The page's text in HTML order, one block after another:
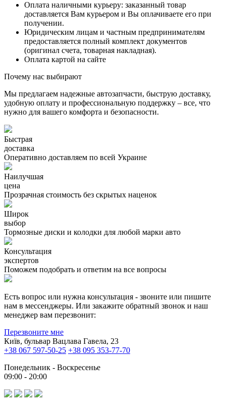
Оплата наличными курьеру: заказанный товар
доставляется Вам курьером и Вы оплачиваете его при
получении.
Юридическим лицам и частным предпринимателям
предоставляется полный комплект документов
(оригинал счета, товарная накладная).
Оплата картой на сайте
Почему нас выбирают
Мы предлагаем надежные автозапчасти, быструю доставку,
удобную оплату и профессиональную поддержку – все, что
нужно для вашего комфорта и безопасности.
Быстрая
доставка
Оперативно доставляем по всей Украине
Наилучшая
цена
Прозрачная стоимость без скрытых наценок
Широк
выбор
Тормозные диски и колодки для любой марки авто
Консультация
экспертов
Поможем подобрать и ответим на все вопросы
Есть вопрос или нужна консультация - звоните или пишите
нам в мессенджеры. Или закажите обратный звонок и наш
менеджер вам перезвонит:
Перезвоните мне
Київ, бульвар Вацлава Гавела, 23
+38 067 597-50-25 +38 095 353-77-70
Понедельник - Воскресенье
09:00 - 20:00